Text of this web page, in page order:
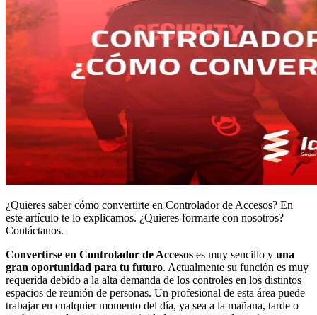
¿Quieres saber cómo convertirte en Controlador de Accesos? En
este artículo te lo explicamos. ¿Quieres formarte con nosotros?
Contáctanos.
Convertirse en Controlador de Accesos es muy sencillo y una
gran oportunidad para tu futuro. Actualmente su función es muy
requerida debido a la alta demanda de los controles en los distintos
espacios de reunión de personas. Un profesional de esta área puede
trabajar en cualquier momento del día, ya sea a la mañana, tarde o